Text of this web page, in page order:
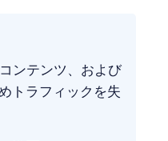
ンテンツ、および
トラフィックを失